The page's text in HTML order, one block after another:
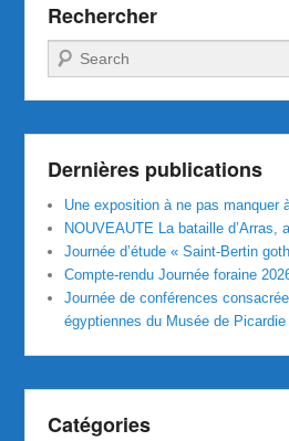
Rechercher
Recherche
Dernières publications
Une exposition à ne pas manquer
NOUVEAUTE La bataille d’Arras,
Journée d’étude « Saint-Bertin
Compte-rendu Journée foraine
Journée de conférences
égyptiennes du Musée de Picardie
Catégories